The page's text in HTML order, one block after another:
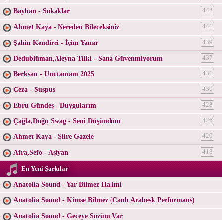
Bayhan - Sokaklar 442
Ahmet Kaya - Nereden Bileceksiniz 441
Şahin Kendirci - İçim Yanar 439
Dedublüman,Aleyna Tilki - Sana Güvenmiyorum 437
Berksan - Unutamam 2025 431
Ceza - Suspus 430
Ebru Gündeş - Duygularım 428
Çağla,Doğu Swag - Seni Düşündüm 426
Ahmet Kaya - Şiire Gazele 420
Afra,Sefo - Aşiyan 418
En Yeni Şarkılar
Anatolia Sound - Yar Bilmez Halimi
Anatolia Sound - Kimse Bilmez (Canlı Arabesk Performans)
Anatolia Sound - Geceye Sözüm Var